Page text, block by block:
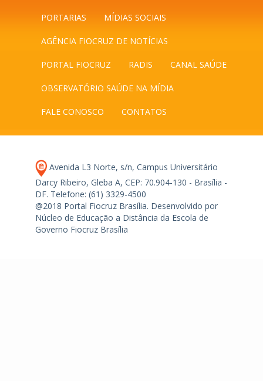
PORTARIAS MÍDIAS SOCIAIS
AGÊNCIA FIOCRUZ DE NOTÍCIAS
PORTAL FIOCRUZ RADIS CANAL SAÚDE
OBSERVATÓRIO SAÚDE NA MÍDIA
FALE CONOSCO CONTATOS
Avenida L3 Norte, s/n, Campus Universitário
Darcy Ribeiro, Gleba A, CEP: 70.904-130 - Brasília -
DF. Telefone: (61) 3329-4500
@2018 Portal Fiocruz Brasília. Desenvolvido por
Núcleo de Educação a Distância da Escola de
Governo Fiocruz Brasília